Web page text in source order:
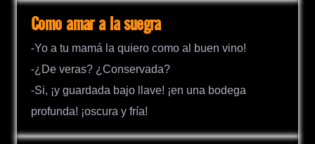
Como amar a la suegra
-Yo a tu mamá la quiero como al buen vino!
-¿De veras? ¿Conservada?
-Si, ¡y guardada bajo llave! ¡en una bodega
profunda! ¡oscura y fría!